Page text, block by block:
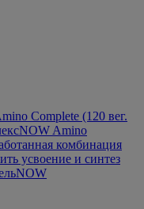
Complete (120 вег.
NOW Amino
комбинация
усвоение и синтез
NOW